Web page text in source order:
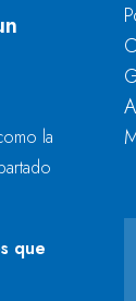
la
que